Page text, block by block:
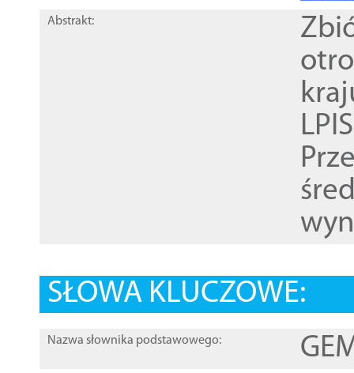
Abstrakt:
SŁOWA KLUCZOWE:
Nazwa słownika podstawowego: